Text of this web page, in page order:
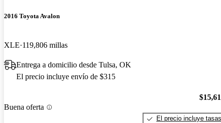
2016 Toyota Avalon
XLE 119,806 millas
Entrega a domicilio desde Tulsa, OK
El precio incluye envío de $315
Buena oferta
El precio incluye tasas